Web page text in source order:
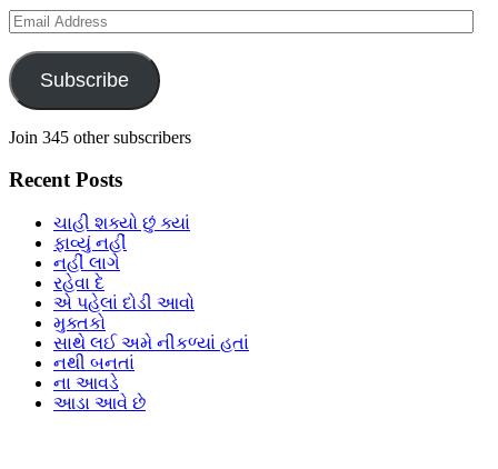
Email
Address
Subscribe
Join 345 other subscribers
Recent Posts
ચાહી શક્યો છું ક્યાં
ફાવ્યું નહીં
નહીં લાગે
રહેવા દે
એ પહેલાં દોડી આવો
મુક્તકો
સાથે લઈ અમે નીકળ્યાં હતાં
નથી બનતાં
ના આવડે
આડા આવે છે